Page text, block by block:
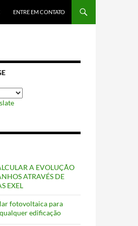
ENTRE EM CONTATO
A EVOLUÇÃO
ATRAVÉS DE
EXEL
fotovoltaica para
edificação